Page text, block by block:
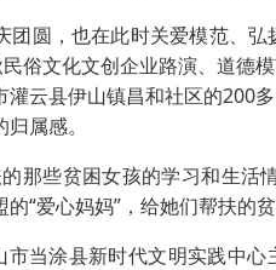
圆，也在此时关爱模范、弘
俗文化文创企业路演、道德
云县伊山镇昌和社区的200
属感。
些贫困女孩的学习和生活
“爱心妈妈”，给她们帮扶
涂县新时代文明实践中心